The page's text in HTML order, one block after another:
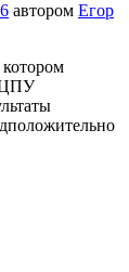
автором Егор
ЦПУ